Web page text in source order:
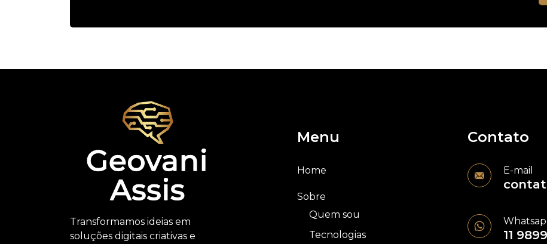
Transformamos ideias em
soluções digitais criativas e
Menu
Home
Sobre
Quem sou
Tecnologias
Contato
E-mail
11